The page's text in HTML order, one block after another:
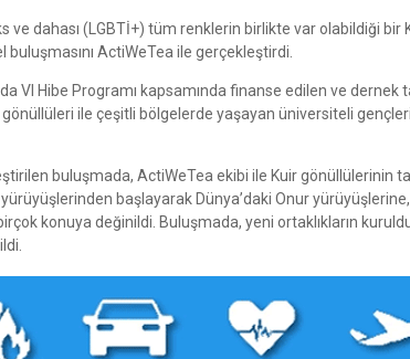
ve dahası (LGBTİ+) tüm renklerin birlikte var olabildiği bir
ActiWeTea ile gerçekleştirdi.
VI Hibe Programı kapsamında finanse edilen ve
ile çeşitli bölgelerde yaşayan üniversiteli
buluşmada, ActiWeTea ekibi ile Kuir gönüllülerinin
yürüyüşlerinden başlayarak Dünya’daki Onur
konuya değinildi. Buluşmada, yeni ortaklıkların